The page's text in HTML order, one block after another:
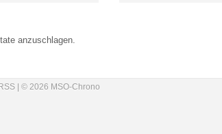
anzuschlagen.
RSS | © 2026 MSO-Chrono